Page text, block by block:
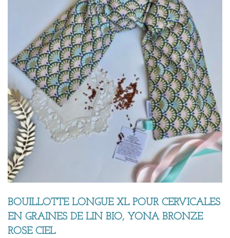
BOUILLOTTE LONGUE XL POUR CERVICALES
EN GRAINES DE LIN BIO, YONA BRONZE
ROSE CIEL